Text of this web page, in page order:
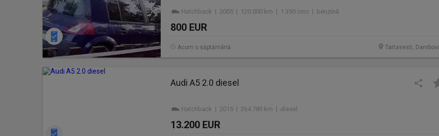
Hatchback | 2005 | 120.000 km | 1.390 cmc | benzină
800 EUR
Tartasesti,
Acum o săptămână
Audi A5 2.0 diesel
Hatchback | 2015 | 264.783 km | diesel
13.200 EUR